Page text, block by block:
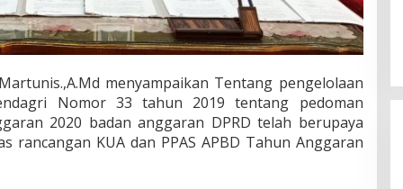
menyampaikan Tentang pengelolaan
Nomor 33 tahun 2019 tentang pedoman
2020 badan anggaran DPRD telah berupaya
rancangan KUA dan PPAS APBD Tahun Anggaran
DPD Partai Nasdem Kab Bungo
Gelar Acara Peringatan HUT Ke-
10.Bertajuk Dengan
Tema”Membawa Gerakan
Di BUNGO, POLITIK | November 15, 2021